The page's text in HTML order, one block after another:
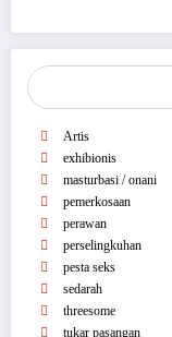
Artis
exhibionis
masturbasi / onani
pemerkosaan
perawan
perselingkuhan
pesta seks
sedarah
threesome
tukar pasangan